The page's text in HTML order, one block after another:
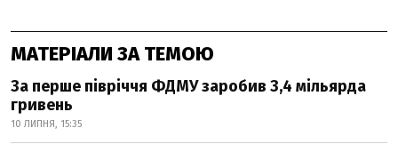
МАТЕРІАЛИ ЗА ТЕМОЮ
За перше півріччя ФДМУ заробив 3,4 мільярда
гривень
10 ЛИПНЯ, 15:35